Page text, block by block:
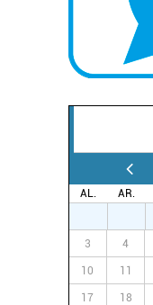
AL. AR.
3 4
10 11
17 18